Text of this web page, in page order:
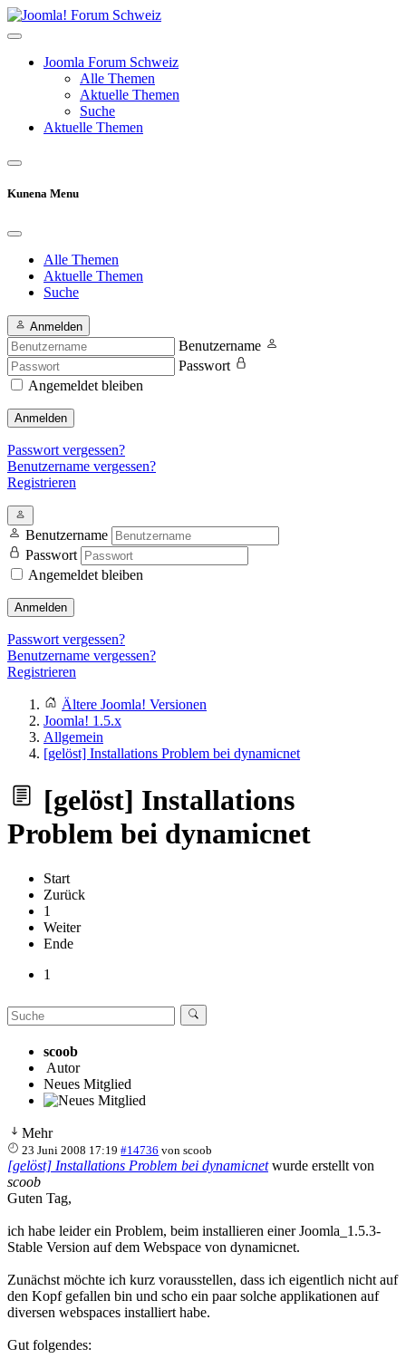
Joomla Forum Schweiz
Alle Themen
Aktuelle Themen
Suche
Aktuelle Themen
Kunena Menu
Alle Themen
Aktuelle Themen
Suche
Anmelden
Benutzername
Passwort
Angemeldet bleiben
Anmelden
Passwort vergessen?
Benutzername vergessen?
Registrieren
Benutzername
Passwort
Angemeldet bleiben
Anmelden
Passwort vergessen?
Benutzername vergessen?
Registrieren
Ältere Joomla! Versionen
Joomla! 1.5.x
Allgemein
[gelöst] Installations Problem bei dynamicnet
[gelöst] Installations
Problem bei dynamicnet
Start
Zurück
1
Weiter
Ende
1
scoob
Autor
Neues Mitglied
Mehr
23 Juni 2008 17:19 #14736 vonscoob
[gelöst] Installations Problem bei dynamicnetwurde erstellt von
scoob
Guten Tag,
ich habe leider ein Problem, beim installieren einer Joomla_1.5.3-
Stable Version auf dem Webspace von dynamicnet.
Zunächst möchte ich kurz vorausstellen, dass ich eigentlich nicht auf
den Kopf gefallen bin und scho ein paar solche applikationen auf
diversen webspaces installiert habe.
Gut folgendes: